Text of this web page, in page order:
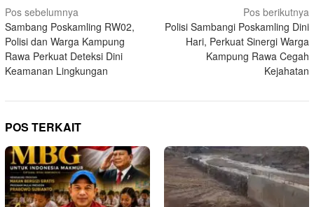
Navigasi
pos
Pos sebelumnya
Sambang Poskamling RW02,
Polisi dan Warga Kampung
Rawa Perkuat Deteksi Dini
Keamanan Lingkungan
Pos berikutnya
Polisi Sambangi Poskamling Dini
Hari, Perkuat Sinergi Warga
Kampung Rawa Cegah
Kejahatan
POS TERKAIT